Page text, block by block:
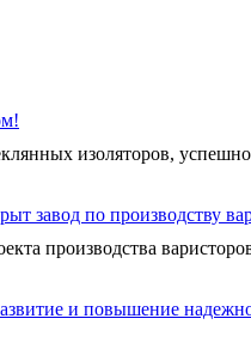
изоляторов,
по производству
производства
и повышение